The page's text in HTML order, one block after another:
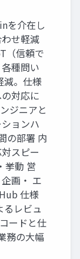
を介在し
せ軽減
（信頼で
種問い
減。仕様
対応に
ジニアと
ョンハ
の部署 内
スピー
挙動 営
画・ エ
仕様
るレビュ
ードと仕
務の大幅